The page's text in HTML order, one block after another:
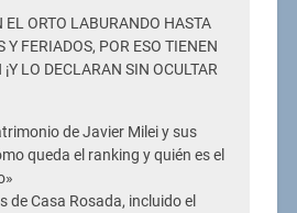
EL ORTO LABURANDO HASTA
Y FERIADOS, POR ESO TIENEN
LO DECLARAN SIN OCULTAR
de Javier Milei y sus
queda el ranking y quién es el
de Casa Rosada, incluido el